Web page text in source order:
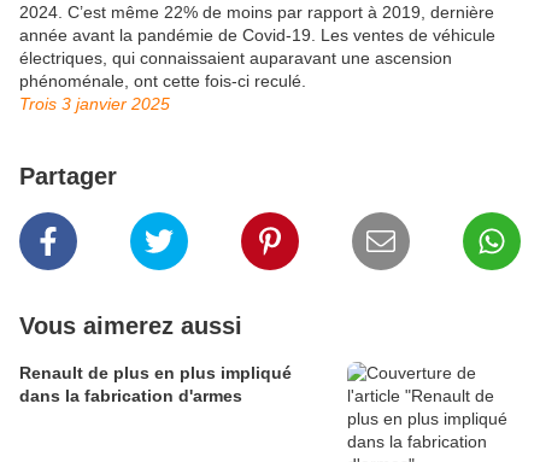
2024. C’est même 22% de moins par rapport à 2019, dernière
année avant la pandémie de Covid-19. Les ventes de véhicule
électriques, qui connaissaient auparavant une ascension
phénoménale, ont cette fois-ci reculé.
Trois 3 janvier 2025
Partager
Vous aimerez aussi
Renault de plus en plus impliqué
dans la fabrication d'armes